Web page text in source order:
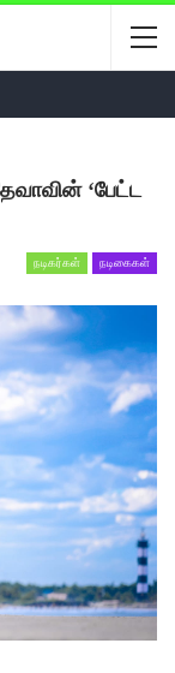
‘பேட்ட
நடிகர்கள் நடிகைகள்